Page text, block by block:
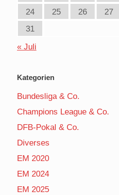
24
25 26 27
31
« Juli
Kategorien
Bundesliga & Co.
Champions League & Co.
DFB-Pokal & Co.
Diverses
EM 2020
EM 2024
EM 2025